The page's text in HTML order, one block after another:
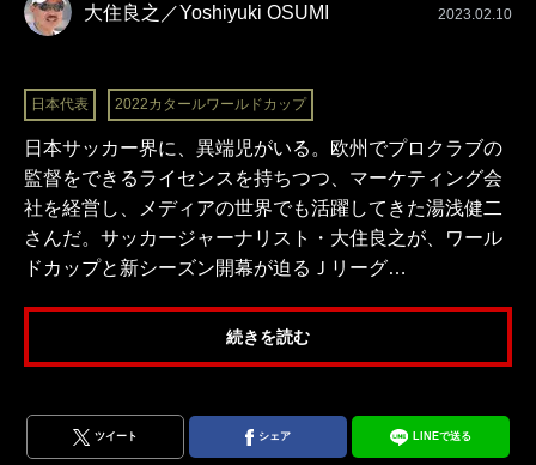
大住良之／Yoshiyuki OSUMI 2023.02.10
日本代表 2022カタールワールドカップ
日本サッカー界に、異端児がいる。欧州でプロクラブの
監督をできるライセンスを持ちつつ、マーケティング会
社を経営し、メディアの世界でも活躍してきた湯浅健二
さんだ。サッカージャーナリスト・大住良之が、ワール
ドカップと新シーズン開幕が迫るＪリーグ…
続きを読む
ツイート シェア LINEで送る